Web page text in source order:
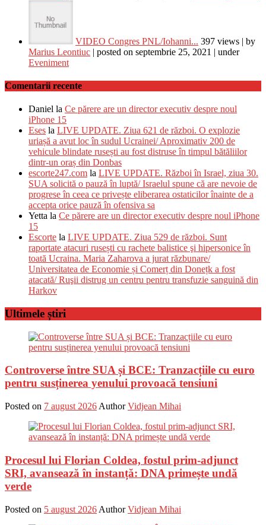
VIDEO Congres PNL/Iohanni... 397 views | by
Marius Leontiuc | posted on septembrie 25, 2021 | under
Eveniment
Comentarii recente
Daniel la Ce părere are un director executiv despre noul
iPhone 15
Eses la LIVE UPDATE. Ziua 621 de război. O explozie
uriașă a avut loc în sudul Ucrainei/ Aproximativ 200 de
vehicule blindate rusești au fost distruse în timpul bătăliilor
dintr-un oraș din Donbas
escorte247.com la LIVE UPDATE. Război în Israel, ziua 30.
SUA solicită o pauză în luptă/ Israelul spune că are nevoie de
progrese în ceea ce privește eliberarea ostaticilor înainte de a
accepta orice pauză în ofensiva sa
Yetta la Ce părere are un director executiv despre noul iPhone
15
Escorte la LIVE UPDATE. Ziua 529 de război. Sunt
raportate atacuri rusești cu rachete balistice şi hipersonice în
toată Ucraina. Maria Zaharova a jurat răzbunare/
Universitatea de Economie și Comerț din Donețk a fost
atacată/ Ruşii distrug un centru pentru transfuzie sanguină din
Harkov
Ultimele știri
Controverse între SUA și BCE: Tranzacțiile cu euro
pentru susținerea yenului provoacă tensiuni
Posted on 7 august 2026 Author Vidjean Mihai
Procesul lui Florian Coldea, fostul prim-adjunct
SRI, avansează în instanță: DNA primește undă
verde
Posted on 5 august 2026 Author Vidjean Mihai